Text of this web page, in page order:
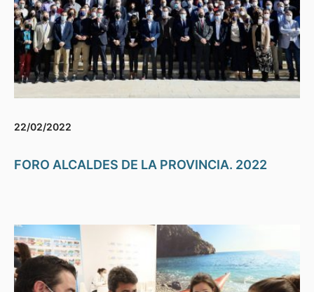
22/02/2022
FORO ALCALDES DE LA PROVINCIA. 2022